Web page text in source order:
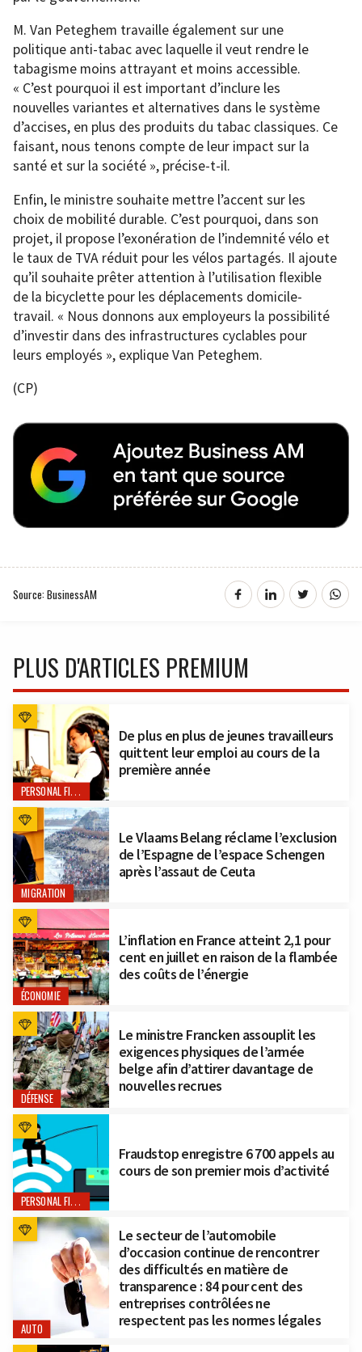
M. Van Peteghem travaille également sur une
politique anti-tabac avec laquelle il veut rendre le
tabagisme moins attrayant et moins accessible.
« C’est pourquoi il est important d’inclure les
nouvelles variantes et alternatives dans le système
d’accises, en plus des produits du tabac classiques. Ce
faisant, nous tenons compte de leur impact sur la
santé et sur la société », précise-t-il.
Enfin, le ministre souhaite mettre l’accent sur les
choix de mobilité durable. C’est pourquoi, dans son
projet, il propose l’exonération de l’indemnité vélo et
le taux de TVA réduit pour les vélos partagés. Il ajoute
qu’il souhaite prêter attention à l’utilisation flexible
de la bicyclette pour les déplacements domicile-
travail. « Nous donnons aux employeurs la possibilité
d’investir dans des infrastructures cyclables pour
leurs employés », explique Van Peteghem.
(CP)
Source: BusinessAM
PLUS D'ARTICLES PREMIUM
PERSONAL FINANCE
De plus en plus de jeunes travailleurs
quittent leur emploi au cours de la
première année
MIGRATION
Le Vlaams Belang réclame l’exclusion
de l’Espagne de l’espace Schengen
après l’assaut de Ceuta
ÉCONOMIE
L’inflation en France atteint 2,1 pour
cent en juillet en raison de la flambée
des coûts de l’énergie
DÉFENSE
Le ministre Francken assouplit les
exigences physiques de l’armée
belge afin d’attirer davantage de
nouvelles recrues
PERSONAL FINANCE
Fraudstop enregistre 6 700 appels au
cours de son premier mois d’activité
AUTO
Le secteur de l’automobile
d’occasion continue de rencontrer
des difficultés en matière de
transparence : 84 pour cent des
entreprises contrôlées ne
respectent pas les normes légales